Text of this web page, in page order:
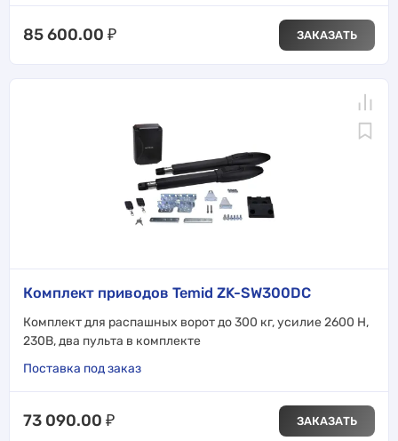
85 600.00 ₽ ЗАКАЗАТЬ
Комплект приводов Temid ZK-SW300DC
Комплект для распашных ворот до 300 кг, усилие 2600 Н,
230В, два пульта в комплекте
Поставка под заказ
73 090.00 ₽ ЗАКАЗАТЬ